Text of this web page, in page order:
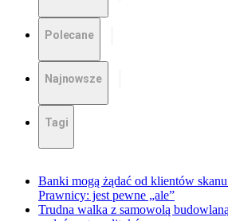
Polecane
Najnowsze
Tagi
Banki mogą żądać od klientów
Prawnicy: jest pewne „ale”
Trudna walka z samowolą